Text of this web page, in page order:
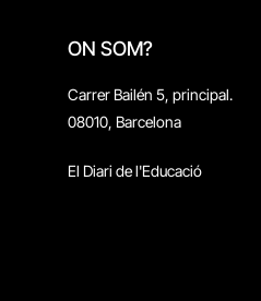
ON SOM?
Carrer Bailén 5, principal.
08010, Barcelona
El Diari de l'Educació